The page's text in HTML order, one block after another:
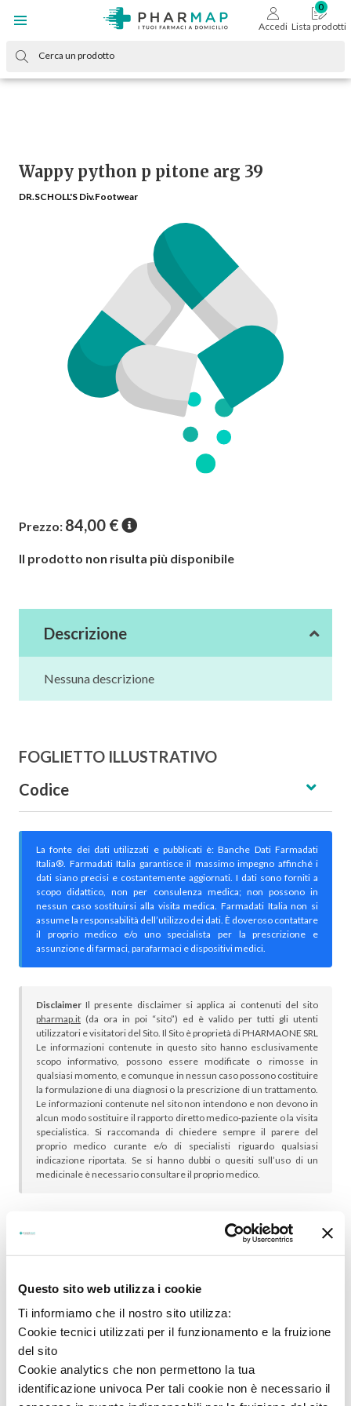
Questo sito web utilizza i cookie
Ti informiamo che il nostro sito utilizza:
Cookie tecnici utilizzati per il funzionamento e la fruizione
del sito
Cookie analytics che non permettono la tua
identificazione univoca Per tali cookie non è necessario il
Accedi Lista prodotti
Wappy python p pitone arg 39
DR.SCHOLL'S Div.Footwear
Prezzo: 84,00 €
Il prodotto non risulta più disponibile
Descrizione
Nessuna descrizione
FOGLIETTO ILLUSTRATIVO
Codice
La fonte dei dati utilizzati e pubblicati è: Banche Dati Farmadati
Italia®. Farmadati Italia garantisce il massimo impegno affinché i
dati siano precisi e costantemente aggiornati. I dati sono forniti a
scopo didattico, non per consulenza medica; non possono in
nessun caso sostituirsi alla visita medica. Farmadati Italia non si
assume la responsabilità dell’utilizzo dei dati. È doveroso contattare
il proprio medico e/o uno specialista per la prescrizione e
assunzione di farmaci, parafarmaci e dispositivi medici.
Disclaimer Il presente disclaimer si applica ai contenuti del sito
pharmap.it (da ora in poi “sito”) ed è valido per tutti gli utenti
utilizzatori e visitatori del Sito. Il Sito è proprietà di PHARMAONE SRL
Le informazioni contenute in questo sito hanno esclusivamente
scopo informativo, possono essere modificate o rimosse in
qualsiasi momento, e comunque in nessun caso possono costituire
la formulazione di una diagnosi o la prescrizione di un trattamento.
Le informazioni contenute nel sito non intendono e non devono in
alcun modo sostituire il rapporto diretto medico-paziente o la visita
specialistica. Si raccomanda di chiedere sempre il parere del
proprio medico curante e/o di specialisti riguardo qualsiasi
indicazione riportata. Se si hanno dubbi o quesiti sull’uso di un
medicinale è necessario consultare il proprio medico.